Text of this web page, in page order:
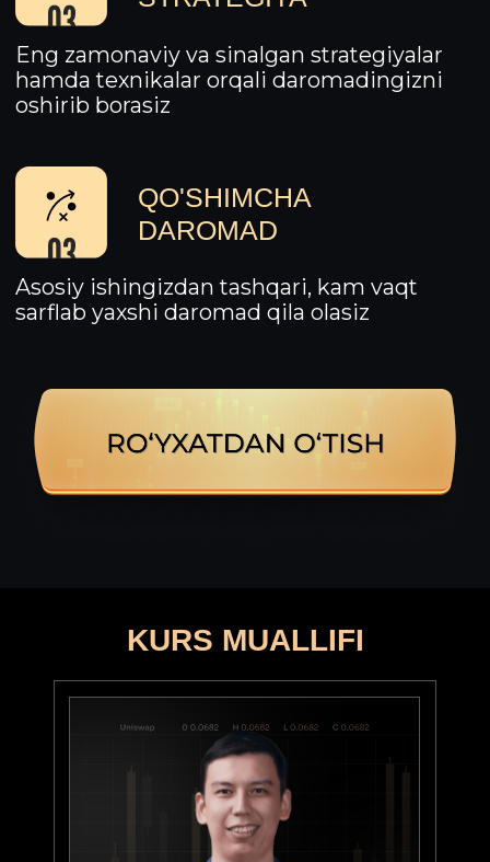
KURS MUALLIFI
va investitsion portfel
Fundamental tahlil va iqtisodiy
FUNDAMENTAL
tahlillar
TREYDING
Treyderlar uchun
STOCK
MARKET
Shar’iy standartlar va moliyaviy
MOLIYASI